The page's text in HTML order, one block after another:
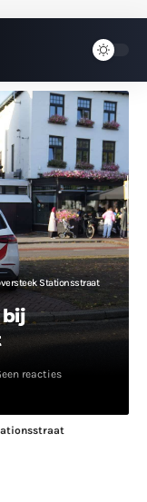
Stationsstraat
reacties